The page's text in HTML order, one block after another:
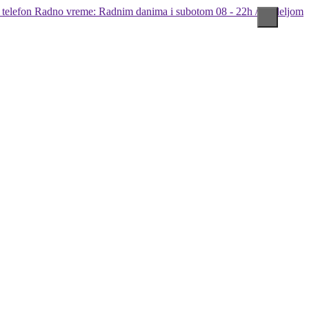
Radno vreme: Radnim danima i subotom 08 - 22h / Nedeljom